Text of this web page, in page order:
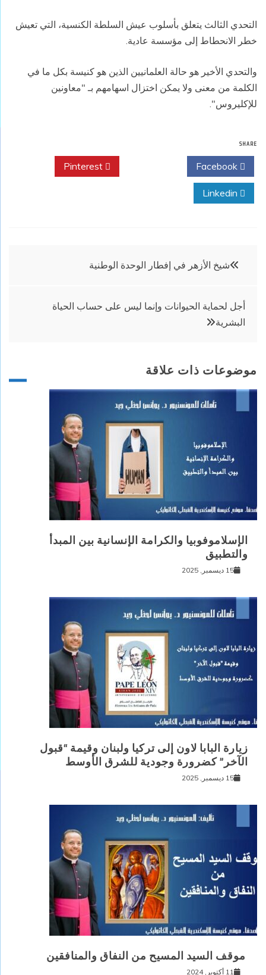
التحدي الثالث يتعلق بأسلوب عيش السلطة الكنسية، التي تعيش
خطر الانحطاط إلى مؤسسة عادية.
والتحدي الأخير هو حالة العلمانيين الذين هو كنيسة بكل ما في
الكلمة من معنى ولا يمكن اختزال اسهامهم بـ "معاونين
للإكليروس".
SHARE
تصفّح
المقالات
شيخ الأزهر في إفطار الوحدة الوطنية
أجل لحماية الحيوانات وإنما ليس على حساب الحياة
البشرية
موضوعات ذات علاقة
الإسلاموفوبيا والكرامة الإنسانية بين المبدأ
والتطبيق
15 ديسمبر, 2025
زيارة البابا لاون إلى تركيا ولبنان وقيمة “قبول
الآخر” كضرورة وجودية للشرق الأوسط
15 ديسمبر, 2025
موقف السيد المسيح من النفاق والمنافقين
11 أكتوبر, 2024